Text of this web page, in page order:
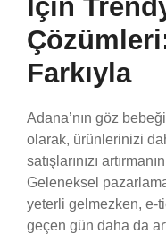
İçin
Farkıyla
Adana’nın göz
olarak, ürünlerinizi
satışlarınızı
Geleneksel
yeterli gelmezken, e-
geçen gün daha da